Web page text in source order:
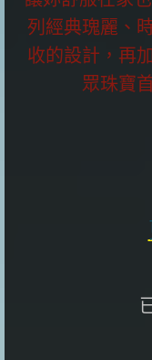
列經典瑰麗、
收的設計，再
眾珠寶